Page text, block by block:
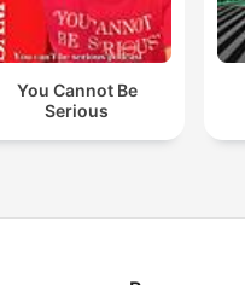
You Cannot Be
Serious